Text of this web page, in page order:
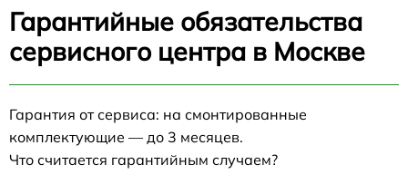
Гарантийные обязательства
сервисного центра в Москве
Гарантия от сервиса: на смонтированные
комплектующие — до 3 месяцев.
Что считается гарантийным случаем?